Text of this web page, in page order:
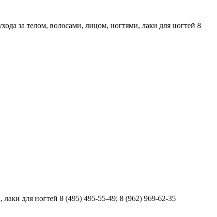
за телом, волосами, лицом, ногтями, лаки для ногтей 8
для ногтей 8 (495) 495-55-49; 8 (962) 969-62-35